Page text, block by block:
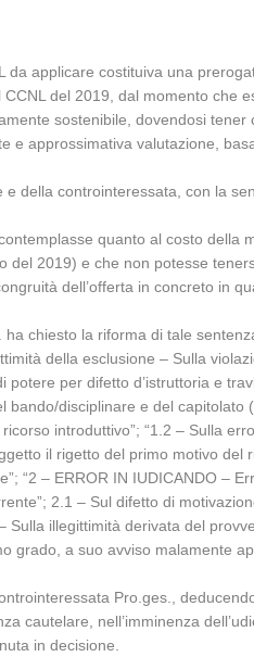
applicare costituiva una
del 2019, dal momento
sostenibile, dovendosi
e approssimativa valutazione,
e della controinteressata, con la
quanto al costo
del 2019) e che non potesse
dell’offerta in concreto
chiesto la riforma di tale
della esclusione – Sulla
per difetto d’istruttoria e
disciplinare e del capitolato
introduttivo”; “1.2 – Sulla
il rigetto del primo motivo
“2 – ERROR IN IUDICANDO –
2.1 – Sul difetto di
illegittimità derivata del
grado, a suo avviso malamente
Pro.ges.,
cautelare, nell’imminenza
in decisione.